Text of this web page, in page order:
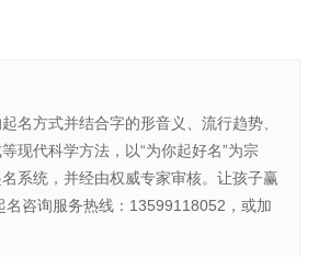
名方式并结合字的形音义、流行趋势、
现代科学方法，以“为你起好名”为宗
系统，并经由权威专家审核。让孩子赢
名咨询服务热线：13599118052，或加